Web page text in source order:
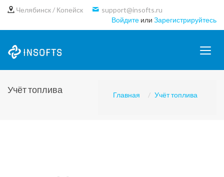
Челябинск / Копейск
support@insofts.ru
Войдите или Зарегистрируйтесь
Учёт топлива Главная Учёт топлива